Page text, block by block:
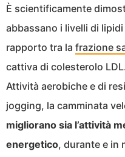
È scientificamente
abbassano i livelli di
rapporto tra la frazione
cattiva di colesterolo
Attività aerobiche e di
jogging, la camminata
migliorano sia l’attività
energetico, durante e in